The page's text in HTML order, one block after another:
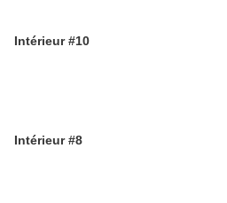
Intérieur #10
Intérieur #8